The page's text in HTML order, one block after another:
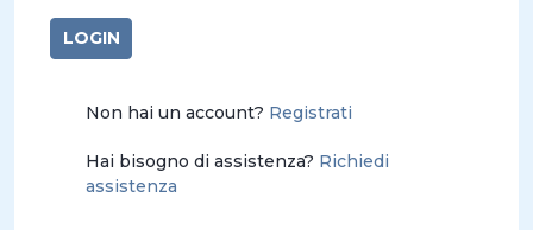
LOGIN
Non hai un account? Registrati
Hai bisogno di assistenza? Richiedi
assistenza